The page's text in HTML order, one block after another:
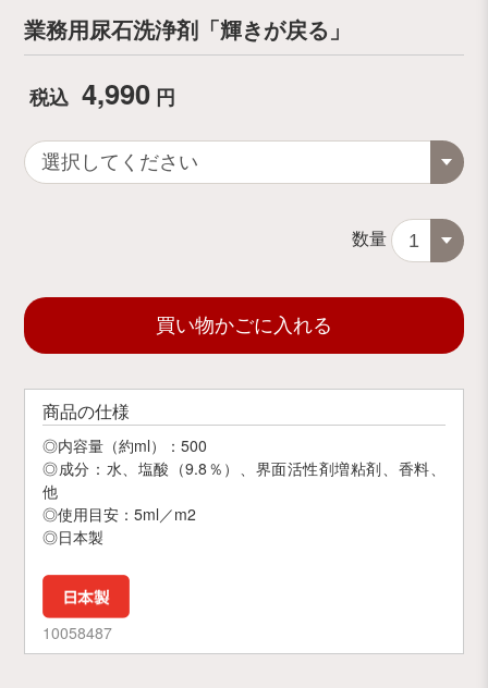
業務用尿石洗浄剤「輝きが戻る」
税込 4,990 円
数量
買い物かごに入れる
商品の仕様
◎内容量（約ml）：500
◎成分：水、塩酸（9.8％）、界面活性剤増粘剤、香料、
他
◎使用目安：5ml／m2
◎日本製
10058487